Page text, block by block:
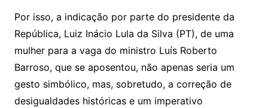
Por isso, a indicação por parte do presidente da
República, Luiz Inácio Lula da Silva (PT), de uma
mulher para a vaga do ministro Luís Roberto
Barroso, que se aposentou, não apenas seria um
gesto simbólico, mas, sobretudo, a correção de
desigualdades históricas e um imperativo